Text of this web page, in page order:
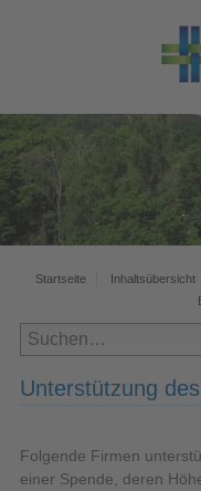
Startseite Inhaltsübersicht
Unterstützung
Folgende Firmen
einer Spende, deren